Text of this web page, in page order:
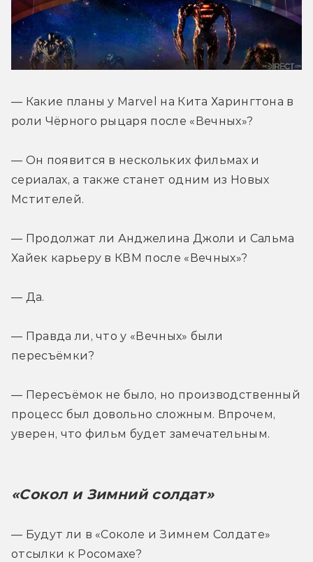
— Какие планы у Marvel на Кита Харингтона в
роли Чёрного рыцаря после «Вечных»?
— Он появится в нескольких фильмах и
сериалах, а также станет одним из Новых
Мстителей.
— Продолжат ли Анджелина Джоли и Сальма
Хайек карьеру в КВМ после «Вечных»?
— Да.
— Правда ли, что у «Вечных» были
пересъёмки?
— Пересъёмок не было, но производственный
процесс был довольно сложным. Впрочем,
уверен, что фильм будет замечательным.
«Сокол и Зимний солдат»
— Будут ли в «Соколе и Зимнем Солдате»
отсылки к Росомахе?